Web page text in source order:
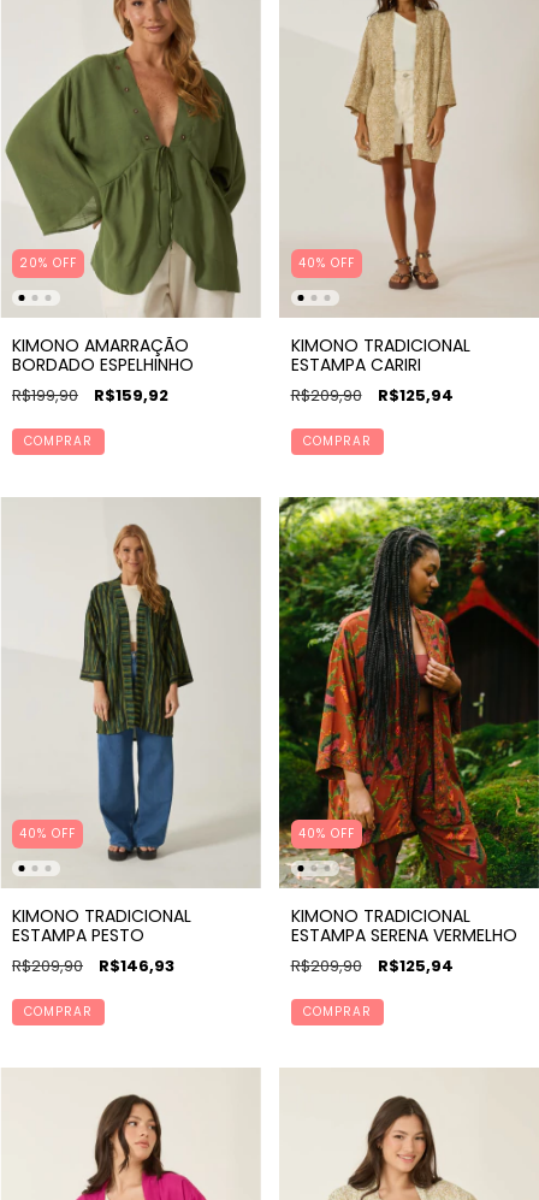
20% OFF
KIMONO AMARRAÇÃO
BORDADO ESPELHINHO
R$199,90 R$159,92
COMPRAR
40% OFF
KIMONO TRADICIONAL
ESTAMPA CARIRI
R$209,90 R$125,94
COMPRAR
40% OFF
KIMONO TRADICIONAL
ESTAMPA PESTO
R$209,90 R$146,93
COMPRAR
40% OFF
KIMONO TRADICIONAL
ESTAMPA SERENA VERMELHO
R$209,90 R$125,94
COMPRAR